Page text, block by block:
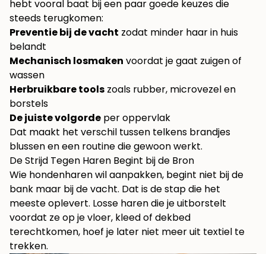
hebt vooral baat bij een paar goede keuzes die
steeds terugkomen:
Preventie bij de vacht zodat minder haar in huis
belandt
Mechanisch losmaken voordat je gaat zuigen of
wassen
Herbruikbare tools zoals rubber, microvezel en
borstels
De juiste volgorde per oppervlak
Dat maakt het verschil tussen telkens brandjes
blussen en een routine die gewoon werkt.
De Strijd Tegen Haren Begint bij de Bron
Wie hondenharen wil aanpakken, begint niet bij de
bank maar bij de vacht. Dat is de stap die het
meeste oplevert. Losse haren die je uitborstelt
voordat ze op je vloer, kleed of dekbed
terechtkomen, hoef je later niet meer uit textiel te
trekken.